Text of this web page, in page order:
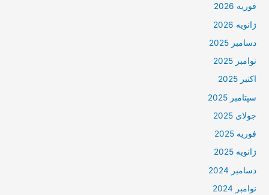
فوریه 2026
ژانویه 2026
دسامبر 2025
نوامبر 2025
اکتبر 2025
سپتامبر 2025
جولای 2025
فوریه 2025
ژانویه 2025
دسامبر 2024
نوامبر 2024